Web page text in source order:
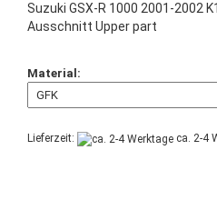
Suzuki GSX-R 1000 2001-2002
Ausschnitt Upper part
Material:
Lieferzeit: ca. 2-4